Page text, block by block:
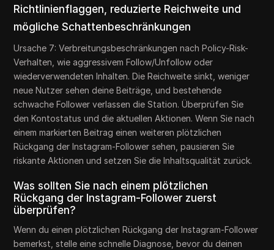
Richtlinienflaggen, reduzierte Reichweite und
mögliche Schattenbeschränkungen
Ursache 7: Verbreitungsbeschränkungen nach Policy-Risk-
Verhalten, wie aggressivem Follow/Unfollow oder
wiederverwendeten Inhalten. Die Reichweite sinkt, weniger
neue Nutzer sehen deine Beiträge, und bestehende
schwache Follower verlassen die Station. Überprüfen Sie
den Kontostatus und die aktuellen Aktionen. Wenn Sie nach
einem markierten Beitrag einen weiteren plötzlichen
Rückgang der Instagram-Follower sehen, pausieren Sie
riskante Aktionen und setzen Sie die Inhaltsqualität zurück.
Was sollten Sie nach einem plötzlichen
Rückgang der Instagram-Follower zuerst
überprüfen?
Wenn du einen plötzlichen Rückgang der Instagram-Follower
bemerkst, stelle eine schnelle Diagnose, bevor du deinen